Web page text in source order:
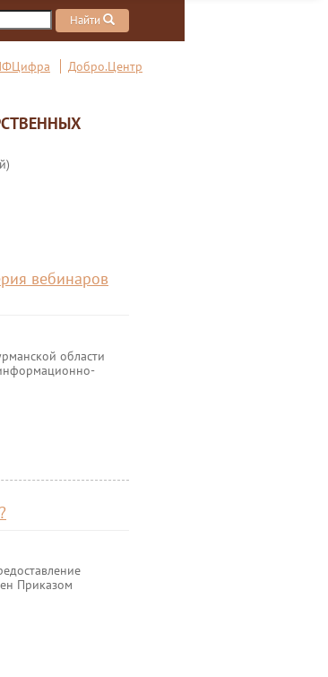
Найти
Добро.Центр
вебинаров
области
Приказом